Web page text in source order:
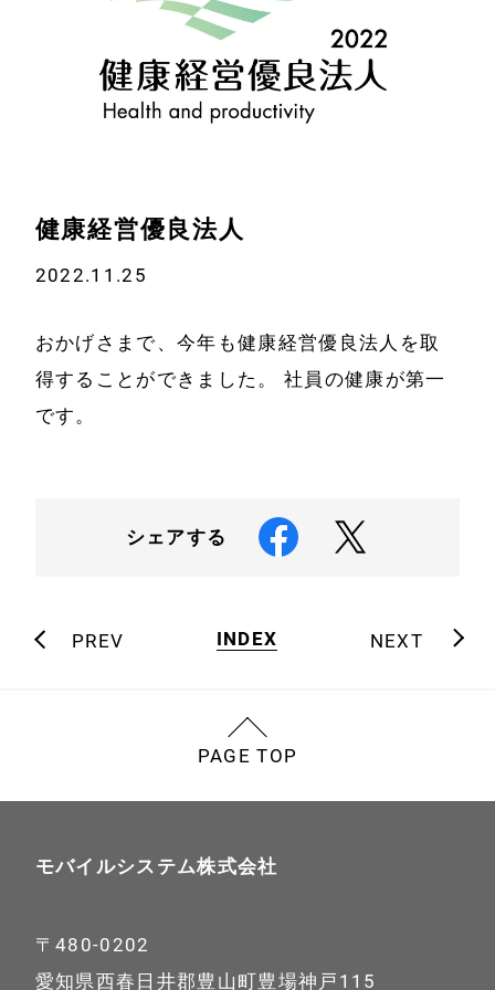
事業案内
経営方針
採用情報
健康経営優良法人
2022.11.25
おかげさまで、今年も健康経営優良法人を取
得することができました。 社員の健康が第一
です。
シェアする
PREV INDEX NEXT
PAGE TOP
モバイルシステム株式会社
〒480-0202
愛知県西春日井郡豊山町豊場神戸115